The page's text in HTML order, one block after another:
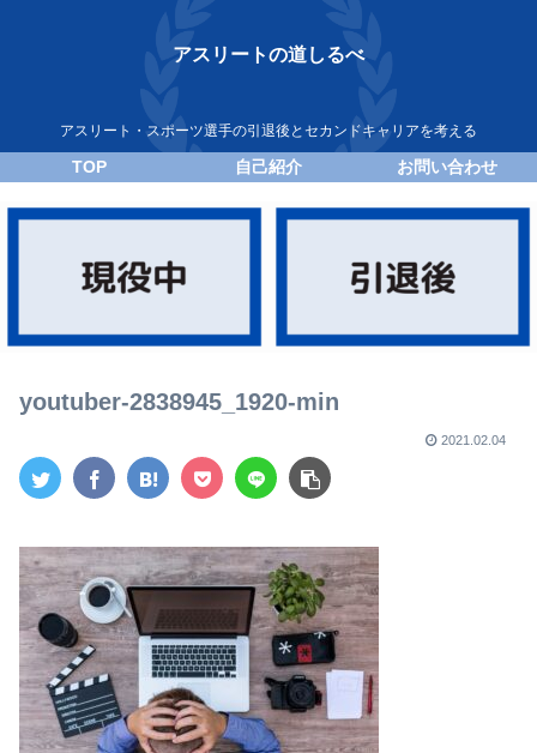
アスリートの道しるべ
アスリート・スポーツ選手の引退後とセカンドキャリアを考える
TOP 自己紹介 お問い合わせ
youtuber-2838945_1920-min
2021.02.04